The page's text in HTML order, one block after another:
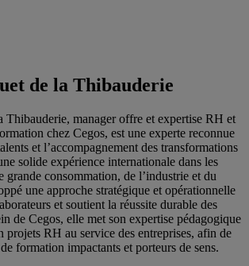
de la Thibauderie
Thibauderie, manager offre et expertise RH et
chez Cegos, est une experte reconnue
et l’accompagnement des transformations
solide expérience internationale dans les
grande consommation, de l’industrie et du
une approche stratégique et opérationnelle
et soutient la réussite durable des
de Cegos, elle met son expertise pédagogique
projets RH au service des entreprises, afin de
formation impactants et porteurs de sens.